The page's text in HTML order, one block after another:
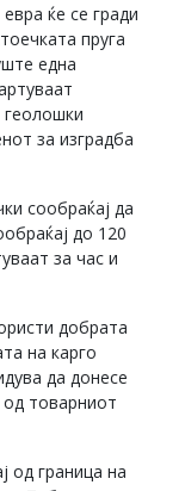
ќе се гради
пруга
една
за изградба
сообраќај да
до 120
за час и
добрата
на карго
да донесе
товарниот
од граница на